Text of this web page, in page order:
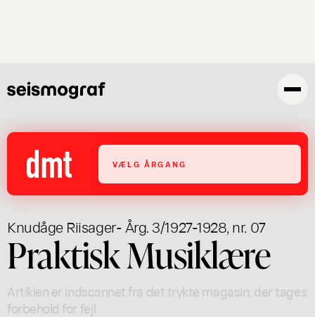
VÆLG ÅRGANG
Knudåge Riisager- Årg. 3/1927-1928, nr. 07
Praktisk Musiklære
Artiklen er indscannet fra det trykte magasin; der tages
forbehold for fejl